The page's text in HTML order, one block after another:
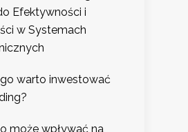
Efektywności i
w Systemach
warto inwestować
może wpływać na